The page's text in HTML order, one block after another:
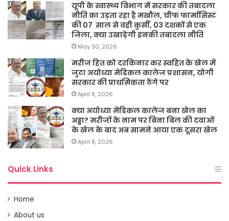
यूपी के स्वास्थ्य विभाग में सरकार की तबादला
नीति का उड़ता रहा है मखौल, चीफ फार्मासिस्ट
की 07 साल से वही कुर्सी, 03 दशकों से एक
जिला, क्या उखाड़ेगी इनकी तबादला नीति
May 30, 2026
मरीज हित को दरकिनार कर स्वहित के खेल में
जुटा अयोध्या मेडिकल कालेज प्रशासन, योगी
सरकार की प्राथमिकता ठेंगे पर
April 8, 2026
क्या अयोध्या मेडिकल कालेज बना खेल का
अड्डा? मरीजों के नाम पर बिना बिल की दवाओं
के खेल के बाद अब सामने आया एक दूसरा खेल
April 8, 2026
Quick Links
Home
About us